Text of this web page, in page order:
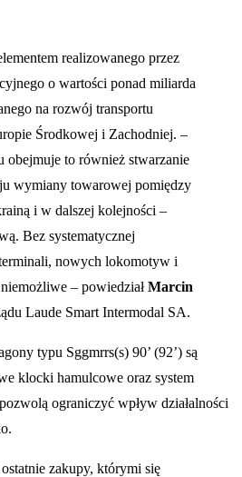
realizowanego przez
o wartości ponad miliarda
na rozwój transportu
Środkowej i Zachodniej. –
obejmuje to również stwarzanie
wymiany towarowej pomiędzy
i w dalszej kolejności –
Bez systematycznej
nowych lokomotyw i
– powiedziałMarcin
Laude Smart Intermodal SA.
typu Sggmrrs(s) 90’ (92’) są
klocki hamulcowe oraz system
ograniczyć wpływ działalności
zakupy, którymi się